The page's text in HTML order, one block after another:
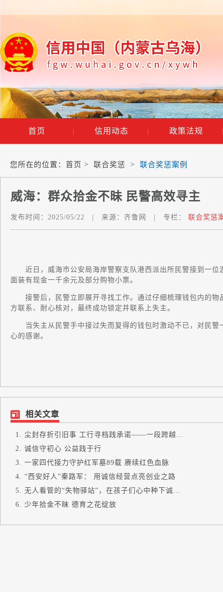
首页 | 信用动态 | 政策法规
您所在的位置： 首页 > 联合奖惩 > 联合奖惩案例
威海：群众拾金不昧 民警高效寻主
发布时间： 2025/05/22 来源： 齐鲁网 专栏： 联合奖惩
近日，威海市公安局海岸警察支队港西派出所民警接到一位
面装有现金一千余元及部分购物小票。
接警后，民警立即展开寻找工作。通过仔细梳理钱包内的物
方联系、耐心核对，最终成功锁定并联系上失主。
当失主从民警手中接过失而复得的钱包时激动不已，对民警
心的感谢。
相关文章
尘封存折引旧事 工行寻档践承诺——一段跨越...
诚信守初心 公益践于行
一家四代接力守护红军墓89载 赓续红色血脉
“西安好人”秦路军： 用诚信经营点亮创业之路
无人看管的“失物驿站”，在孩子们心中种下诚...
少年拾金不昧 德育之花绽放